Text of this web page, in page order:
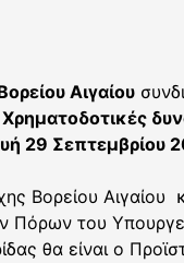
Αιγαίου
29 Σεπτεμβρίου
Βορείου Αιγαίου
Πόρων του
θα είναι ο